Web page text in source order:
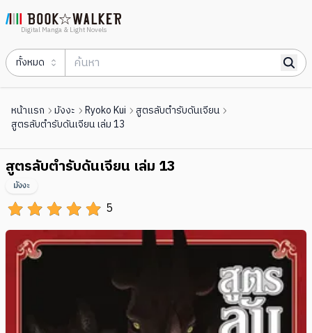
Digital Manga & Light Novels
ทั้งหมด
หน้าแรก มังงะ Ryoko Kui
สูตรลับตำรับดันเจียน
สูตรลับตำรับดันเจียน เล่ม 13
สูตรลับตำรับดันเจียน เล่ม 13
5
มังงะ